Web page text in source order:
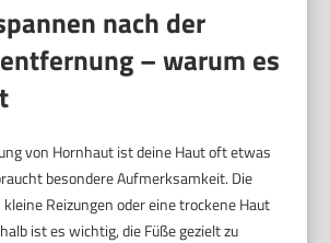
nach der
– warum es
von Hornhaut ist deine Haut oft etwas
besondere Aufmerksamkeit. Die
Reizungen oder eine trockene Haut
ist es wichtig, die Füße gezielt zu